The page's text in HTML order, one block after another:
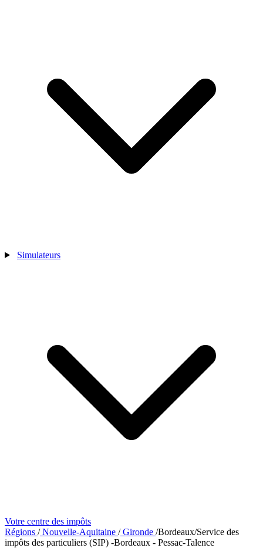
Simulateurs
Votre centre des impôts
Régions /Nouvelle-Aquitaine /Gironde /Bordeaux/Service des
impôts des particuliers (SIP) -Bordeaux - Pessac-Talence